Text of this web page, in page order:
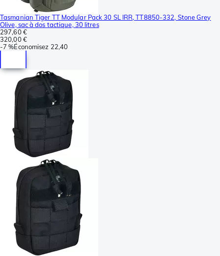
Tasmanian Tiger TT Modular Pack 30 SL IRR, TT8850-332, Stone Grey
Olive, sac à dos tactique, 30 litres
297,60 €
320,00 €
-7 %Économisez 22,40